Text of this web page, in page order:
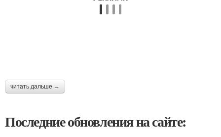
читать дальше →
Последние обновления на сайте: